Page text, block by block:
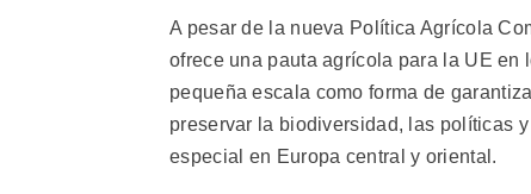
A pesar de la nueva Política Agrícola
ofrece una pauta agrícola para la UE
pequeña escala como forma de
preservar la biodiversidad, las políticas
especial en Europa central y oriental.